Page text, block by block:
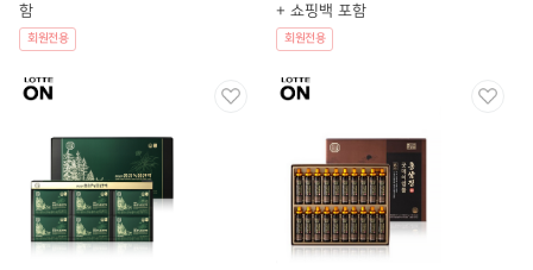
함
회원전용
+ 쇼핑백 포함
회원전용